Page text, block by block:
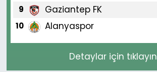
9 Gaziantep FK
10 Alanyaspor
Detaylar için tıklayın